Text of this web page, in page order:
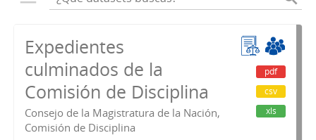
Expedientes
culminados de la
Comisión de Disciplina
Consejo de la Magistratura de la Nación,
Comisión de Disciplina
pdf
csv
xls